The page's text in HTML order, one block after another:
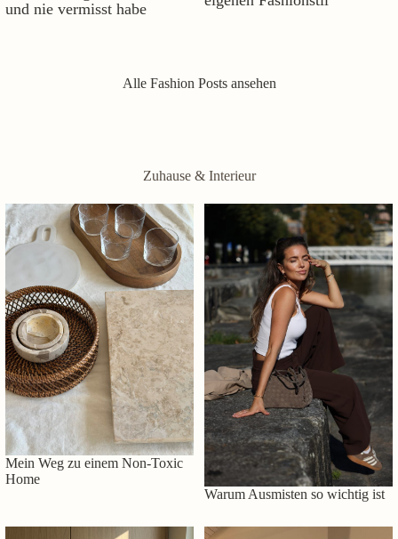
und nie vermisst habe
Alle Fashion Posts ansehen
Zuhause & Interieur
Mein Weg zu einem Non-Toxic
Home
Warum Ausmisten so wichtig ist